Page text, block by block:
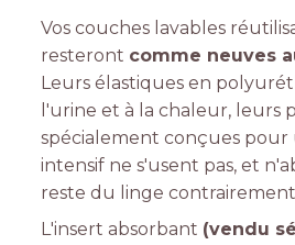
Vos couches lavables
resteront comme neuves
Leurs élastiques en
l'urine et à la chaleur, leurs
spécialement conçues pour
intensif ne s'usent pas, et
reste du linge
L'insert absorbant (vendu